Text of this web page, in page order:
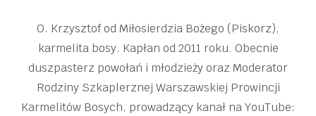
O. Krzysztof od Miłosierdzia Bożego (Piskorz),
karmelita bosy. Kapłan od 2011 roku. Obecnie
duszpasterz powołań i młodzieży oraz Moderator
Rodziny Szkaplerznej Warszawskiej Prowincji
Karmelitów Bosych, prowadzący kanał na YouTube: